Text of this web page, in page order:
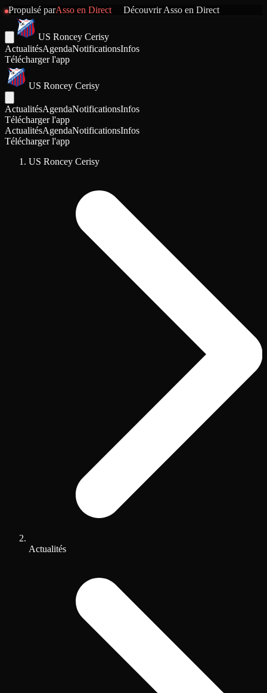
Propulsé parAsso en Direct DécouvrirAsso en Direct
US Roncey Cerisy
ActualitésAgendaNotificationsInfos
Télécharger l'app
US Roncey Cerisy
ActualitésAgendaNotificationsInfos
Télécharger l'app
ActualitésAgendaNotificationsInfos
Télécharger l'app
US Roncey Cerisy
Actualités